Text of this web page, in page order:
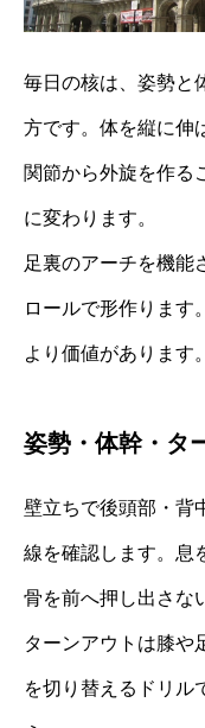
毎日の核は、姿勢と
方です。体を縦に伸
関節から外旋を作る
に変わります。
足裏のアーチを機能
ロールで形作ります
より価値があります。
姿勢・体幹・タ
壁立ちで後頭部・背
線を確認します。息
骨を前へ押し出さな
ターンアウトは膝や
を切り替えるドリル